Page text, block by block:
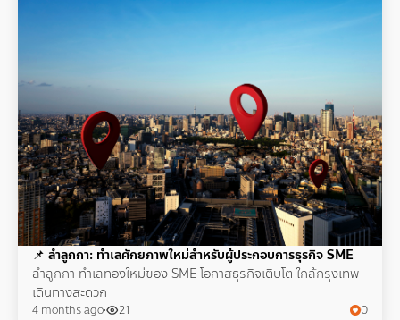
📌 ลำลูกกา: ทำเลศักยภาพใหม่สำหรับผู้ประกอบการธุรกิจ SME
ลำลูกกา ทำเลทองใหม่ของ SME โอกาสธุรกิจเติบโต ใกล้กรุงเทพ
เดินทางสะดวก
4 months ago 21 0